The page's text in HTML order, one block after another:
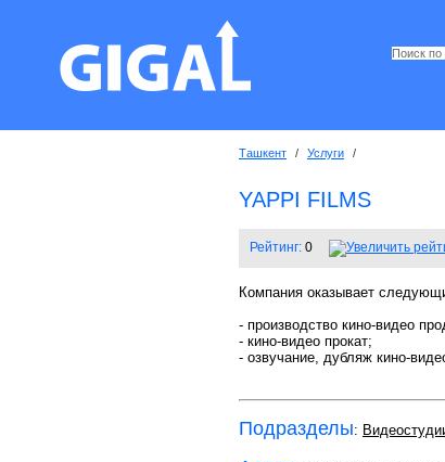
Ташкент / Услуги /
YAPPI FILMS
Рейтинг: 0
Компания оказывает
- производство кино-видео
- кино-видео прокат;
- озвучание, дубляж кино-
Подразделы: